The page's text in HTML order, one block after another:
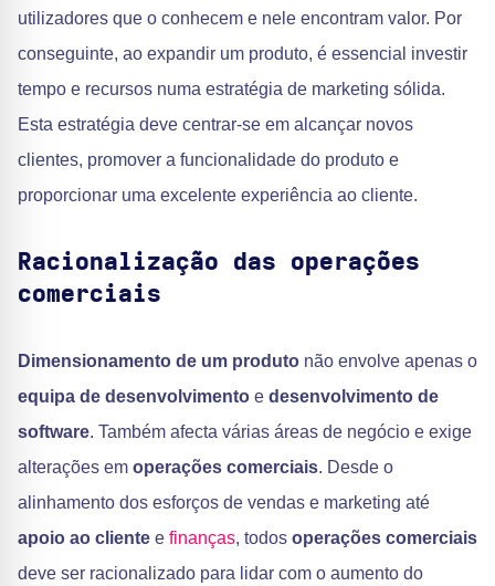
utilizadores que o conhecem e nele encontram valor. Por
conseguinte, ao expandir um produto, é essencial investir
tempo e recursos numa estratégia de marketing sólida.
Esta estratégia deve centrar-se em alcançar novos
clientes, promover a funcionalidade do produto e
proporcionar uma excelente experiência ao cliente.
Racionalização das operações
comerciais
Dimensionamento de um produto não envolve apenas o
equipa de desenvolvimento e desenvolvimento de
software. Também afecta várias áreas de negócio e exige
alterações em operações comerciais. Desde o
alinhamento dos esforços de vendas e marketing até
apoio ao cliente e finanças, todos operações comerciais
deve ser racionalizado para lidar com o aumento do